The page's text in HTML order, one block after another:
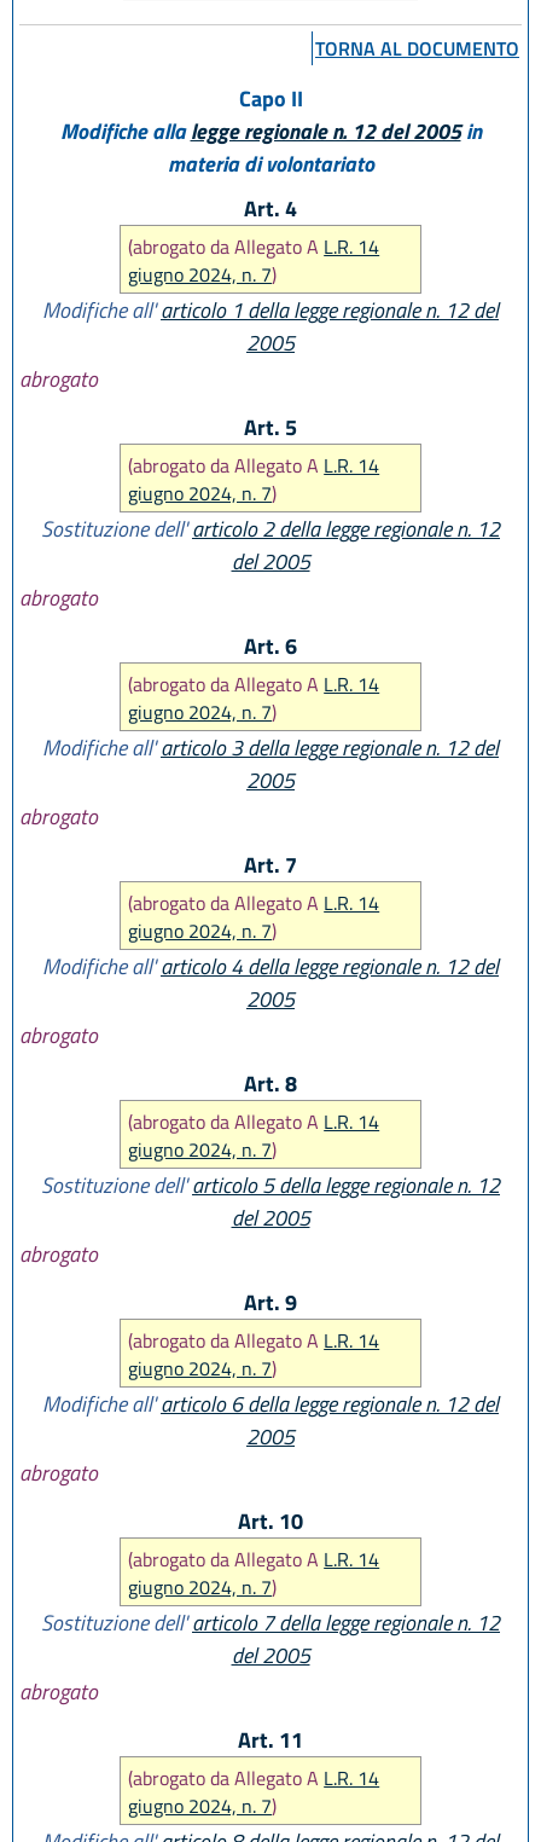
TORNA AL DOCUMENTO
Capo II
Modifiche allalegge regionale n. 12 del 2005in
materia di volontariato
Art. 4
(abrogato da Allegato A L.R. 14
giugno 2024, n. 7)
Modifiche all'articolo 1 della legge regionale n. 12 del
2005
abrogato
Art. 5
(abrogato da Allegato A L.R. 14
giugno 2024, n. 7)
Sostituzione dell'articolo 2 della legge regionale n. 12
del 2005
abrogato
Art. 6
(abrogato da Allegato A L.R. 14
giugno 2024, n. 7)
Modifiche all'articolo 3 della legge regionale n. 12 del
2005
abrogato
Art. 7
(abrogato da Allegato A L.R. 14
giugno 2024, n. 7)
Modifiche all'articolo 4 della legge regionale n. 12 del
2005
abrogato
Art. 8
(abrogato da Allegato A L.R. 14
giugno 2024, n. 7)
Sostituzione dell'articolo 5 della legge regionale n. 12
del 2005
abrogato
Art. 9
(abrogato da Allegato A L.R. 14
giugno 2024, n. 7)
Modifiche all'articolo 6 della legge regionale n. 12 del
2005
abrogato
Art. 10
(abrogato da Allegato A L.R. 14
giugno 2024, n. 7)
Sostituzione dell'articolo 7 della legge regionale n. 12
del 2005
abrogato
Art. 11
(abrogato da Allegato A L.R. 14
giugno 2024, n. 7)